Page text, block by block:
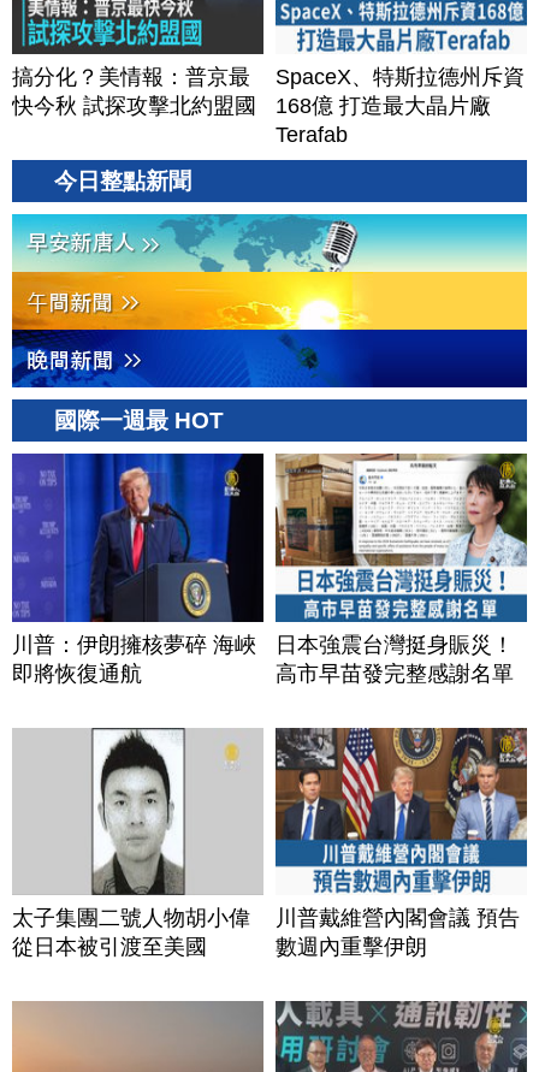
搞分化？美情報：普京最
快今秋 試探攻擊北約盟國
SpaceX、特斯拉德州斥資
168億 打造最大晶片廠
Terafab
今日整點新聞
國際一週最 HOT
川普：伊朗擁核夢碎 海峽
即將恢復通航
日本強震台灣挺身賑災！
高市早苗發完整感謝名單
太子集團二號人物胡小偉
從日本被引渡至美國
川普戴維營內閣會議 預告
數週內重擊伊朗